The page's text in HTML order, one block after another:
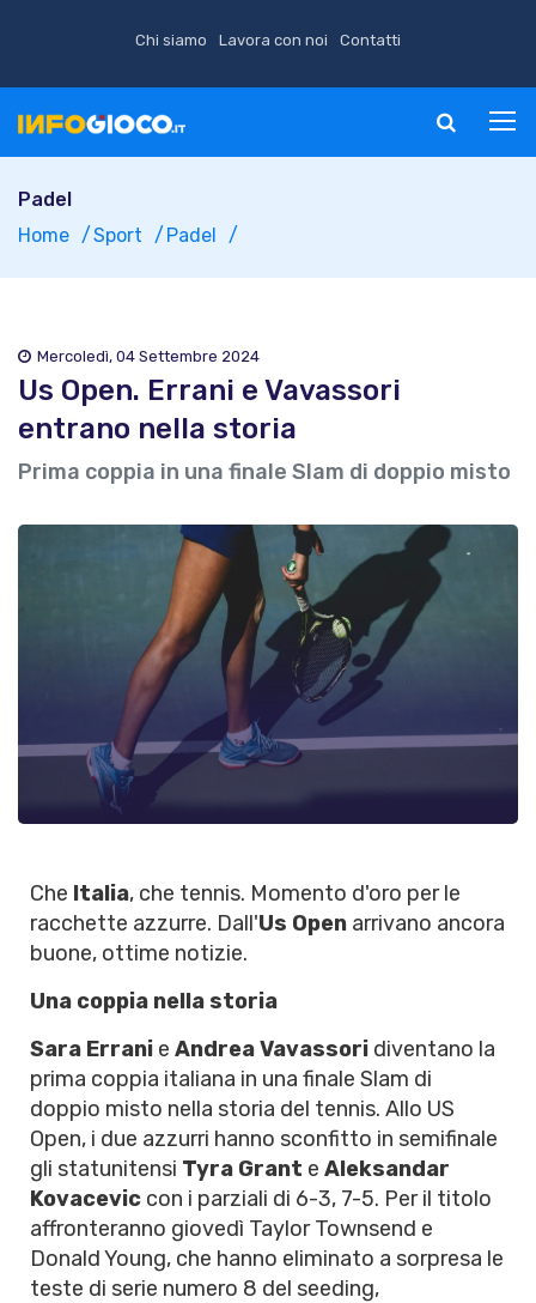
Chi siamo Lavora con noi Contatti
Padel
Home
Sport Padel
Mercoledì, 04 Settembre 2024
Us Open. Errani e Vavassori
entrano nella storia
Prima coppia in una finale Slam di doppio misto
Che Italia, che tennis. Momento d'oro per le
racchette azzurre. Dall'Us Open arrivano ancora
buone, ottime notizie.
Una coppia nella storia
Sara Errani e Andrea Vavassori diventano la
prima coppia italiana in una finale Slam di
doppio misto nella storia del tennis. Allo US
Open, i due azzurri hanno sconfitto in semifinale
gli statunitensi Tyra Grant e Aleksandar
Kovacevic con i parziali di 6-3, 7-5. Per il titolo
affronteranno giovedì Taylor Townsend e
Donald Young, che hanno eliminato a sorpresa le
teste di serie numero 8 del seeding,